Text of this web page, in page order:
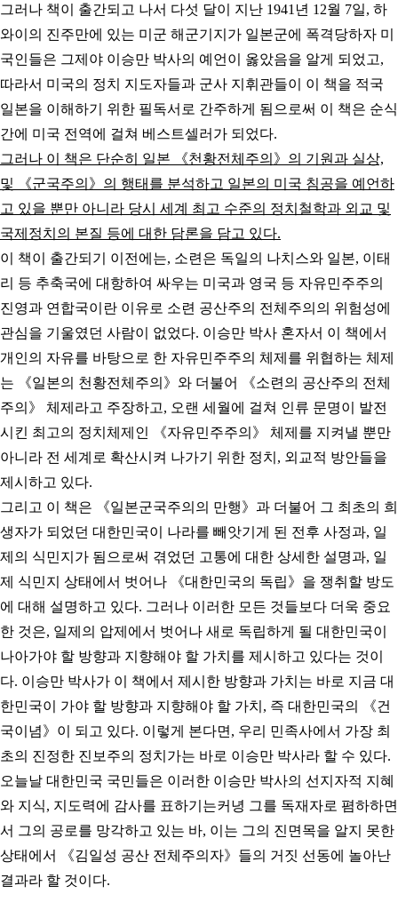
그러나 책이 출간되고 나서 다섯 달이 지난 1941년 12월 7일, 하
와이의 진주만에 있는 미군 해군기지가 일본군에 폭격당하자 미
국인들은 그제야 이승만 박사의 예언이 옳았음을 알게 되었고,
따라서 미국의 정치 지도자들과 군사 지휘관들이 이 책을 적국
일본을 이해하기 위한 필독서로 간주하게 됨으로써 이 책은 순식
간에 미국 전역에 걸쳐 베스트셀러가 되었다.
그러나 이 책은 단순히 일본 《천황전체주의》의 기원과 실상,
및 《군국주의》의 행태를 분석하고 일본의 미국 침공을 예언하
고 있을 뿐만 아니라 당시 세계 최고 수준의 정치철학과 외교 및
국제정치의 본질 등에 대한 담론을 담고 있다.
이 책이 출간되기 이전에는, 소련은 독일의 나치스와 일본, 이태
리 등 추축국에 대항하여 싸우는 미국과 영국 등 자유민주주의
진영과 연합국이란 이유로 소련 공산주의 전체주의의 위험성에
관심을 기울였던 사람이 없었다. 이승만 박사 혼자서 이 책에서
개인의 자유를 바탕으로 한 자유민주주의 체제를 위협하는 체제
는 《일본의 천황전체주의》와 더불어 《소련의 공산주의 전체
주의》 체제라고 주장하고, 오랜 세월에 걸쳐 인류 문명이 발전
시킨 최고의 정치체제인 《자유민주주의》 체제를 지켜낼 뿐만
아니라 전 세계로 확산시켜 나가기 위한 정치, 외교적 방안들을
제시하고 있다.
그리고 이 책은 《일본군국주의의 만행》과 더불어 그 최초의 희
생자가 되었던 대한민국이 나라를 빼앗기게 된 전후 사정과, 일
제의 식민지가 됨으로써 겪었던 고통에 대한 상세한 설명과, 일
제 식민지 상태에서 벗어나 《대한민국의 독립》을 쟁취할 방도
에 대해 설명하고 있다. 그러나 이러한 모든 것들보다 더욱 중요
한 것은, 일제의 압제에서 벗어나 새로 독립하게 될 대한민국이
나아가야 할 방향과 지향해야 할 가치를 제시하고 있다는 것이
다. 이승만 박사가 이 책에서 제시한 방향과 가치는 바로 지금 대
한민국이 가야 할 방향과 지향해야 할 가치, 즉 대한민국의 《건
국이념》이 되고 있다. 이렇게 본다면, 우리 민족사에서 가장 최
초의 진정한 진보주의 정치가는 바로 이승만 박사라 할 수 있다.
오늘날 대한민국 국민들은 이러한 이승만 박사의 선지자적 지혜
와 지식, 지도력에 감사를 표하기는커녕 그를 독재자로 폄하하면
서 그의 공로를 망각하고 있는 바, 이는 그의 진면목을 알지 못한
상태에서 《김일성 공산 전체주의자》들의 거짓 선동에 놀아난
결과라 할 것이다.